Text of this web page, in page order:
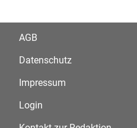
AGB
Datenschutz
Impressum
Login